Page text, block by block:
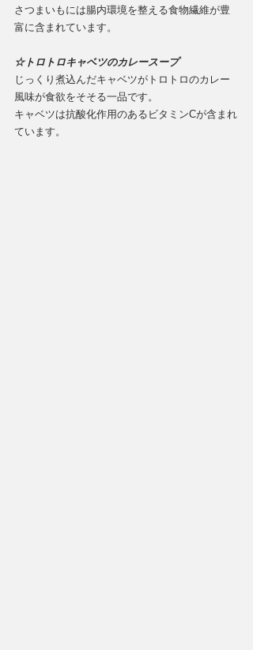
さつまいもには腸内環境を整える食物繊維が豊
富に含まれています。
☆トロトロキャベツのカレースープ
じっくり煮込んだキャベツがトロトロのカレー
風味が食欲をそそる一品です。
キャベツは抗酸化作用のあるビタミンCが含まれ
ています。